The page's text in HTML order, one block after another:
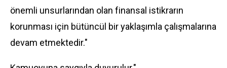
önemli unsurlarından olan finansal istikrarın
korunması için bütüncül bir yaklaşımla çalışmalarına
devam etmektedir."